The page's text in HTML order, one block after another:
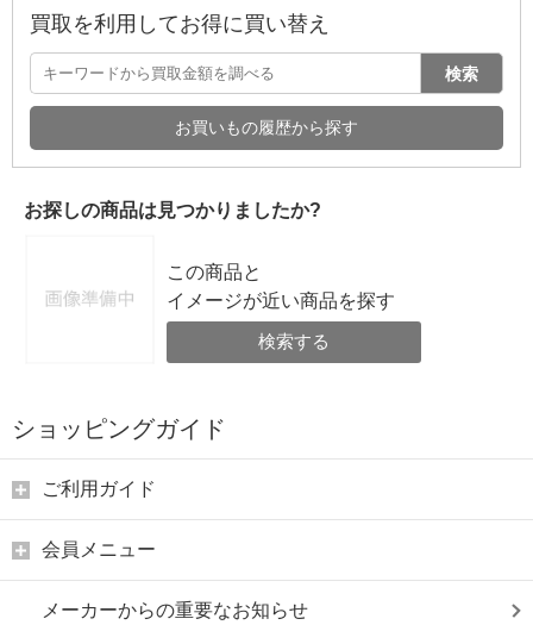
買取を利用してお得に買い替え
検索
お買いもの履歴から探す
お探しの商品は見つかりましたか?
この商品と
イメージが近い商品を探す
検索する
ショッピングガイド
ご利用ガイド
会員メニュー
メーカーからの重要なお知らせ